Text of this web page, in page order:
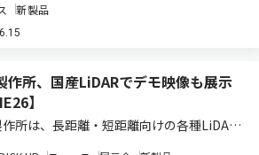
センサー「IMX711」を商品化し、2026
四半期より量産出荷を開始した（ニュー
新製品
作所、国産LiDARでデモ映像も展示
】
所は、長距離・短距離向けの各種LiDAR